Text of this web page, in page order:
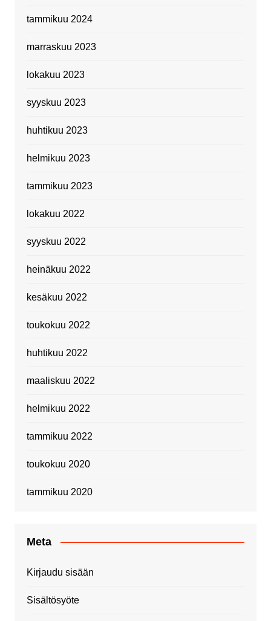
tammikuu 2024
marraskuu 2023
lokakuu 2023
syyskuu 2023
huhtikuu 2023
helmikuu 2023
tammikuu 2023
lokakuu 2022
syyskuu 2022
heinäkuu 2022
kesäkuu 2022
toukokuu 2022
huhtikuu 2022
maaliskuu 2022
helmikuu 2022
tammikuu 2022
toukokuu 2020
tammikuu 2020
Meta
Kirjaudu sisään
Sisältösyöte